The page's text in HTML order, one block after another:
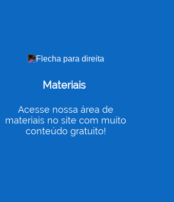
Materiais
Acesse nossa área de
materiais no site com muito
conteúdo gratuito!